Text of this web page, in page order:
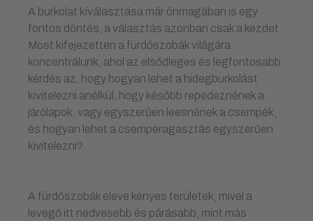
A burkolat kiválasztása már önmagában is egy
fontos döntés, a választás azonban csak a kezdet.
Most kifejezetten a fürdőszobák világára
koncentrálunk, ahol az elsődleges és legfontosabb
kérdés az, hogy hogyan lehet a hidegburkolást
kivitelezni anélkül, hogy később repedeznének a
járólapok, vagy egyszerűen leesnének a csempék,
és hogyan lehet a csemperagasztás egyszerűen
kivitelezni?
A fürdőszobák eleve kényes területek, mivel a
levegő itt nedvesebb és párásabb, mint más